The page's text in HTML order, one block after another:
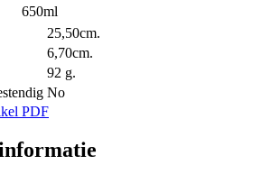
650ml
25,50cm.
6,70cm.
92 g.
No
PDF